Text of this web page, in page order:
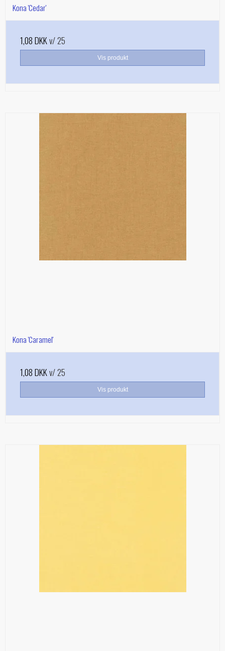
Kona 'Cedar'
1,08 DKKv/ 25
Vis produkt
Kona 'Caramel'
1,08 DKKv/ 25
Vis produkt